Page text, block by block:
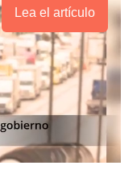
Lea el artículo